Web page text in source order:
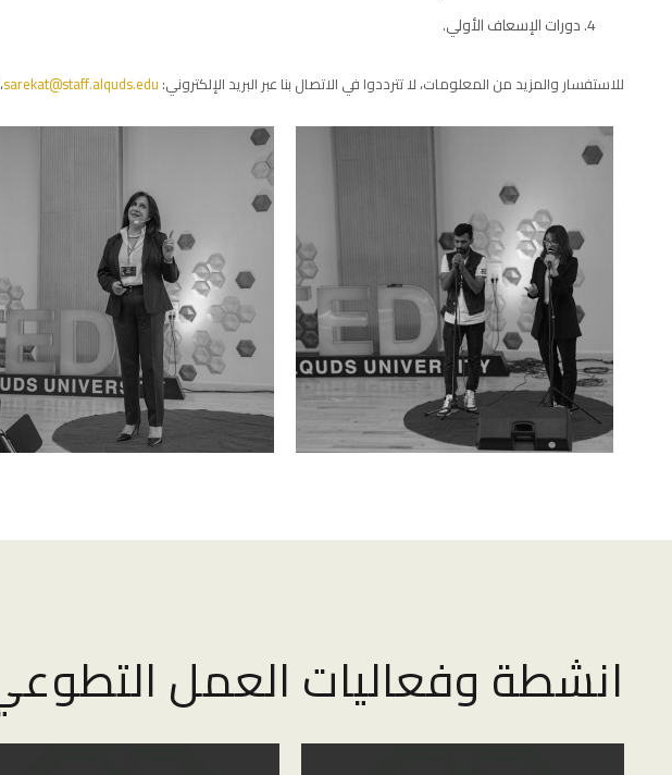
دورات الإسعاف الأولي.
للاستفسار والمزيد من المعلومات، لا تترددوا في الاتصال بنا عبر البريد الإلكتروني: sarekat@staff.alquds.edu
انشطة وفعاليات العمل